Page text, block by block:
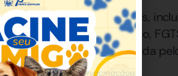
de verbas rescisórias,
com adicional de um terço,
instância, foi retirada